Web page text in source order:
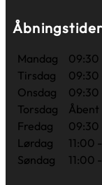
Åbningstider
Mandag
09:30
Tirsdag
09:30
Onsdag
09:30
Torsdag
Åbent
Fredag
09:30
Lørdag
11:00
Søndag
11:00